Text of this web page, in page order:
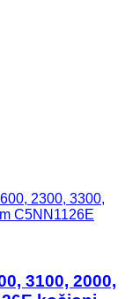
2300, 3300,
C5NN1126E
3100, 2000,